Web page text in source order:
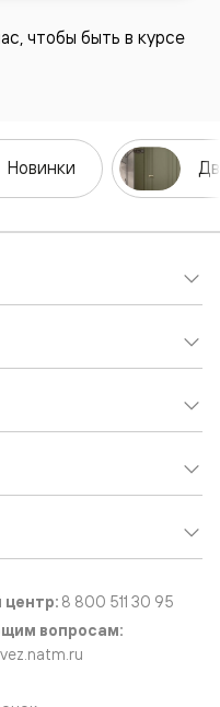
чтобы быть в курсе
Новинки
центр: 8 800 511 30 95
вопросам: